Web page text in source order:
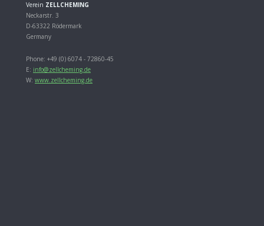
Verein ZELLCHEMING
Neckarstr. 3
D-63322 Rödermark
Germany
Phone: +49 (0) 6074 - 72860-45
E: info@zellcheming.de
W: www.zellcheming.de